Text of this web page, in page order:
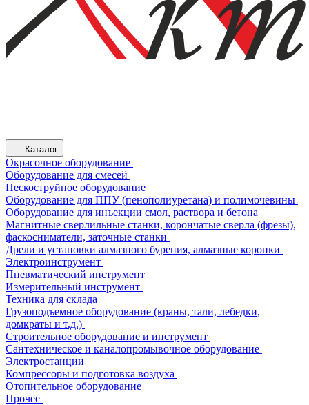
Каталог
Окрасочное оборудование
Оборудование для смесей
Пескоструйное оборудование
Оборудование для ППУ (пенополиуретана) и полимочевины
Оборудование для инъекции смол, раствора и бетона
Магнитные сверлильные станки, корончатые сверла (фрезы),
фаскосниматели, заточные станки
Дрели и установки алмазного бурения, алмазные коронки
Электроинструмент
Пневматический инструмент
Измерительный инструмент
Техника для склада
Грузоподъемное оборудование (краны, тали, лебедки,
домкраты и т.д.)
Строительное оборудование и инструмент
Сантехническое и каналопромывочное оборудование
Электростанции
Компрессоры и подготовка воздуха
Отопительное оборудование
Прочее